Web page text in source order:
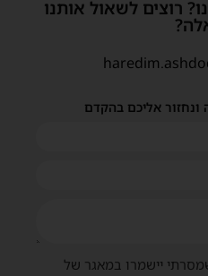
רוצים לשאול אותנו
ונחזור אליכם בהקדם
יישמרו במאגר של